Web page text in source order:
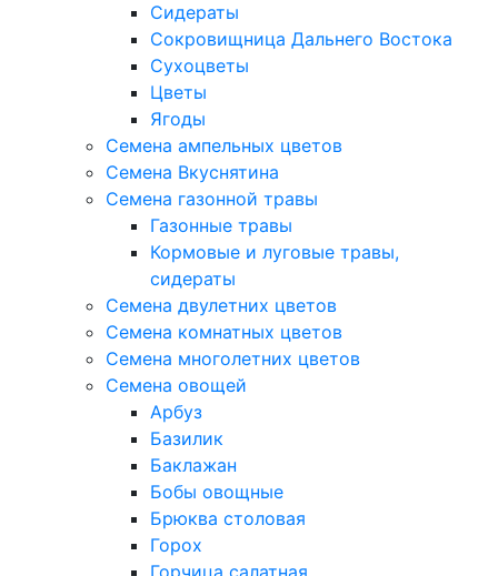
Сидераты
Сокровищница Дальнего Востока
Сухоцветы
Цветы
Ягоды
Семена ампельных цветов
Семена Вкуснятина
Семена газонной травы
Газонные травы
Кормовые и луговые травы,
сидераты
Семена двулетних цветов
Семена комнатных цветов
Семена многолетних цветов
Семена овощей
Арбуз
Базилик
Баклажан
Бобы овощные
Брюква столовая
Горох
Горчица салатная